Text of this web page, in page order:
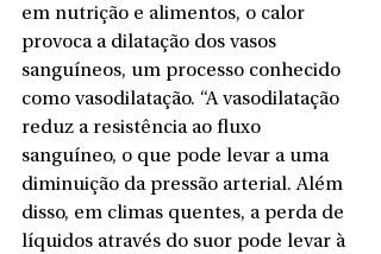
em nutrição e alimentos, o calor
provoca a dilatação dos vasos
sanguíneos, um processo conhecido
como vasodilatação. “A vasodilatação
reduz a resistência ao fluxo
sanguíneo, o que pode levar a uma
diminuição da pressão arterial. Além
disso, em climas quentes, a perda de
líquidos através do suor pode levar à